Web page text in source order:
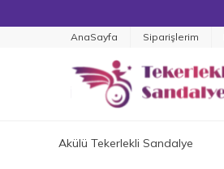
AnaSayfa Siparişlerim
Akülü Tekerlekli Sandalye